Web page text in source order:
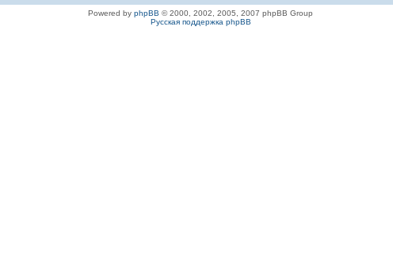
Powered by phpBB © 2000, 2002, 2005, 2007 phpBB Group
Русская поддержка phpBB